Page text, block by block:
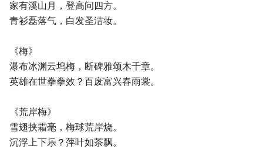
家有溪山月，登高问四方。
青衫磊落气，白发圣洁妆。
《梅》
瀑布冰渊云坞梅，断碑雅颂木千章。
英雄在世拳拳效？百废富兴春雨裳。
《荒岸梅》
雪翅挟霜毫，梅球荒岸烧。
沉浮上下乐？萍叶如茶飘。